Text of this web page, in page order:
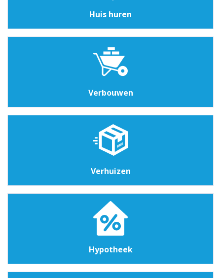
Huis huren
Verbouwen
Verhuizen
Hypotheek